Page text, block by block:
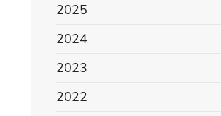
2025
2024
2023
2022